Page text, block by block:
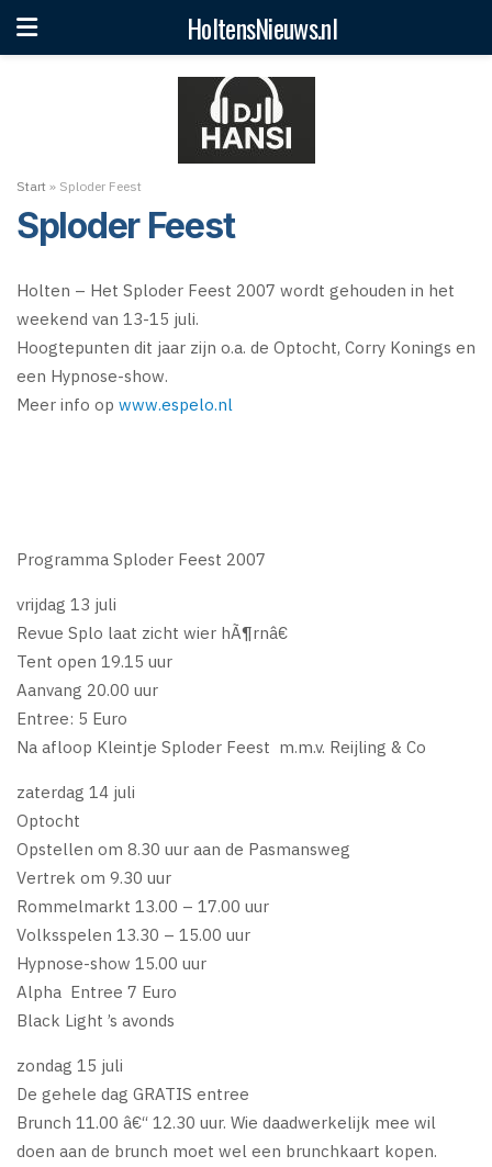
HoltensNieuws.nl
Start » Sploder Feest
Sploder Feest
Holten – Het Sploder Feest 2007 wordt gehouden in het
weekend van 13-15 juli.
Hoogtepunten dit jaar zijn o.a. de Optocht, Corry Konings en
een Hypnose-show.
Meer info op www.espelo.nl
Programma Sploder Feest 2007
vrijdag 13 juli
Revue Splo laat zicht wier hÃ¶rnâ€
Tent open 19.15 uur
Aanvang 20.00 uur
Entree: 5 Euro
Na afloop Kleintje Sploder Feest m.m.v. Reijling & Co
zaterdag 14 juli
Optocht
Opstellen om 8.30 uur aan de Pasmansweg
Vertrek om 9.30 uur
Rommelmarkt 13.00 – 17.00 uur
Volksspelen 13.30 – 15.00 uur
Hypnose-show 15.00 uur
Alpha Entree 7 Euro
Black Light ’s avonds
zondag 15 juli
De gehele dag GRATIS entree
Brunch 11.00 â€“ 12.30 uur. Wie daadwerkelijk mee wil
doen aan de brunch moet wel een brunchkaart kopen.